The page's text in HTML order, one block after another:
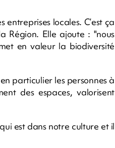
locales. C’est ça
Région. Elle ajoute : "nous
en valeur la biodiversité
particulier les personnes à
des espaces, valorisent
est dans notre culture et il